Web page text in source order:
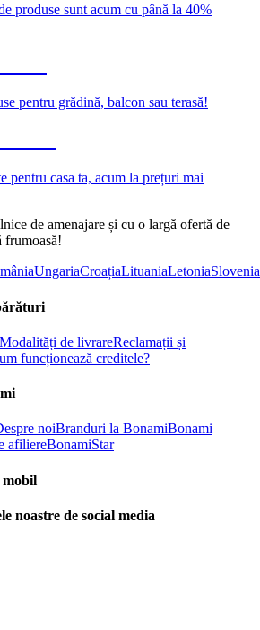
produse sunt acum cu până la 40%
pentru grădină, balcon sau terasă!
pentru casa ta, acum la prețuri mai
de amenajare și cu o largă ofertă de
frumoasă!
UngariaCroațiaLituaniaLetoniaSlovenia
Modalități de livrareReclamații și
funcționează creditele?
noiBranduri la BonamiBonami
afiliereBonamiStar
mobil
noastre de social media